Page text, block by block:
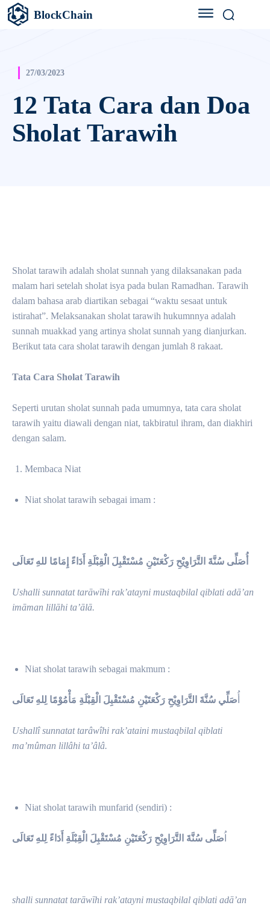
BlockChain
27/03/2023
12 Tata Cara dan Doa
Sholat Tarawih
Sholat tarawih adalah sholat sunnah yang dilaksanakan pada
malam hari setelah sholat isya pada bulan Ramadhan. Tarawih
dalam bahasa arab diartikan sebagai “waktu sesaat untuk
istirahat”. Melaksanakan sholat tarawih hukumnnya adalah
sunnah muakkad yang artinya sholat sunnah yang dianjurkan.
Berikut tata cara sholat tarawih dengan jumlah 8 rakaat.
Tata Cara Sholat Tarawih
Seperti urutan sholat sunnah pada umumnya, tata cara sholat
tarawih yaitu diawali dengan niat, takbiratul ihram, dan diakhiri
dengan salam.
Membaca Niat
Niat sholat tarawih sebagai imam :
أُصَلِّى سُنَّةَ التَّرَاوِيْحِ رَكْعَتَيْنِ مُسْتَقْبِلَ الْقِبْلَةِ أَدَاءً إِمَامًا للهِ تَعَالَى
Ushalli sunnatat tarāwīhi rak’atayni mustaqbilal qiblati adā’an
imāman lillāhi ta’ālā.
Niat sholat tarawih sebagai makmum :
صَلِّي سُنَّةَ التَّرَاوِيْحِ رَكْعَتَيْنِ مُسْتَقْبِلَ الْقِبْلَةِ مَأْمُوْمًا لِلهِ تَعَالَى
Ushallî sunnatat tarâwîhi rak’ataini mustaqbilal qiblati
ma’mûman lillâhi ta’âlâ.
Niat sholat tarawih munfarid (sendiri) :
صَلِّى سُنَّةَ التَّرَاوِيْحِ رَكْعَتَيْنِ مُسْتَقْبِلَ الْقِبْلَةِ أَدَاءً لِلهِ تَعَالَى
shalli sunnatat tarāwīhi rak’atayni mustaqbilal qiblati adā’an